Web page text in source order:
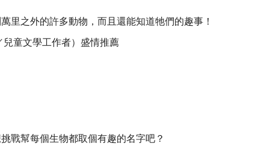
里之外的許多動物，而且還能知道牠們的趣事！
兒童文學工作者）盛情推薦
戰幫每個生物都取個有趣的名字吧？